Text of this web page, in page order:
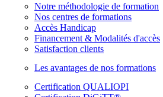
Notre méthodologie de formation
Nos centres de formations
Accès Handicap
Financement & Modalités d'accès
Satisfaction clients
Les avantages de nos formations
Certification QUALIOPI